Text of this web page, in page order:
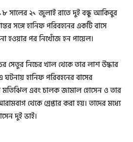
সালের ২১ জুলাই রাতে দুই বন্ধু আকিবুর
সঙ্গে হানিফ পরিবহনের একটি বাসে
হওয়ার পর নিখোঁজ হন পায়েল।
সেতুর নিচের খাল থেকে তার লাশ উদ্ধার
হানিফ পরিবহনের বাসের
মতিঝিল এবং চালক জামাল হোসেন ও তার
থেকে গ্রেপ্তার করা হয়। তাদের মধ্যে
দুই ভাই।